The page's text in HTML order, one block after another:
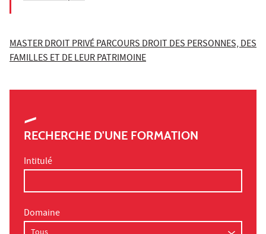
MASTER DROIT PRIVÉ PARCOURS DROIT DES PERSONNES, DES
FAMILLES ET DE LEUR PATRIMOINE
RECHERCHE D'UNE FORMATION
Intitulé
Domaine